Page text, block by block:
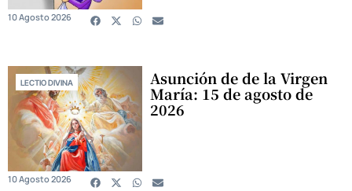
10 Agosto 2026
LECTIO DIVINA Asunción de de la Virgen
María: 15 de agosto de
2026
10 Agosto 2026